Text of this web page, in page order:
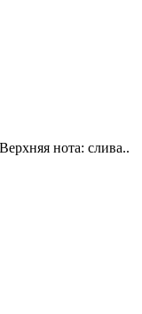
нота: слива..